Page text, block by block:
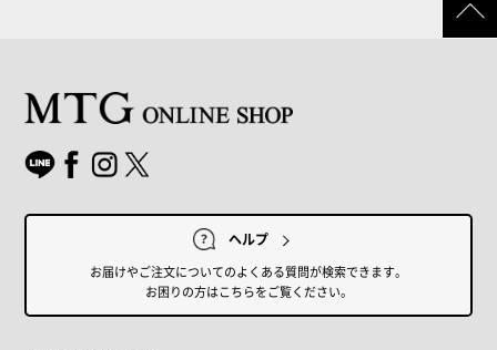
ヘルプ
お届けやご注文についてのよくある質問が検索できます。
お困りの方はこちらをご覧ください。